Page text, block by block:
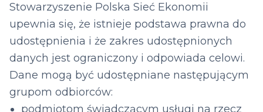
Stowarzyszenie Polska Sieć Ekonomii
upewnia się, że istnieje podstawa prawna do
udostępnienia i że zakres udostępnionych
danych jest ograniczony i odpowiada celowi.
Dane mogą być udostępniane następującym
grupom odbiorców:
podmiotom świadczącym usługi na rzecz